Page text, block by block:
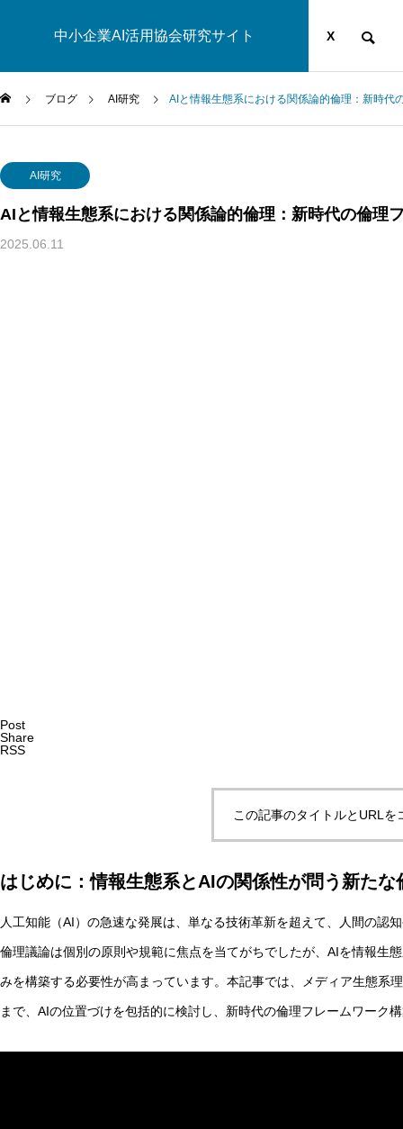
中小企業AI活用協会研究サイト
運営団体 YOUTUBE X
非意識的苦痛はどう測る?現象語彙に依存しないwelfare指
ブログ AI研究 AIと情報生態系における関係論的倫理：新時代
AI研究
AIと情報生態系における関係論的倫理：新時代の倫理
2025.06.11
Post
Share
RSS
この記事のタイトルとURLを
はじめに：情報生態系とAIの関係性が問う新たな
人工知能（AI）の急速な発展は、単なる技術革新を超えて、人間の認
倫理議論は個別の原則や規範に焦点を当てがちでしたが、AIを情報生
みを構築する必要性が高まっています。本記事では、メディア生態系
まで、AIの位置づけを包括的に検討し、新時代の倫理フレームワーク